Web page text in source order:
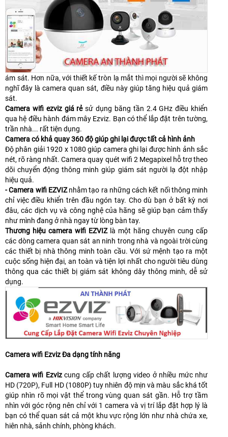
ám sát. Hơn nữa, với thiết kế tròn lạ mắt thì mọi người sẽ không
nghĩ đây là camera quan sát, điều này giúp tăng hiệu quả giám
sát.
Camera wifi ezviz giá rẻsử dụng băng tần 2.4 GHz điều khiển
qua hệ điều hành đám mây Ezviz. Bạn có thể lắp đặt trên tường,
trần nhà... rất tiện dụng.
Camera có khả quay 360 độ giúp ghi lại được tất cả hình ảnh
Độ phân giải 1920 x 1080 giúp camera ghi lại được hình ảnh sắc
nét, rõ ràng nhất. Camera quay quét wifi 2 Megapixel hỗ trợ theo
dõi chuyển động thông minh giúp giám sát người lạ đột nhập
hiệu quả.
- Camera wifi EZVIZnhằm tạo ra những cách kết nối thông minh
chỉ việc điều khiển trên đầu ngón tay. Cho dù bạn ở bất kỳ nơi
đâu, các dịch vụ và công nghệ của hãng sẽ giúp bạn cảm thấy
như mình đang ở nhà ngay từ lòng bàn tay.
Thương hiệu camera wifi EZVIZlà một hãng chuyên cung cấp
các dòng camera quan sát an ninh trong nhà và ngoài trời cùng
các thiết bị nhà thông minh toàn cầu. Với sứ mệnh tạo ra một
cuộc sống hiện đại, an toàn và tiện lợi nhất cho người tiêu dùng
thông qua các thiết bị giám sát không dây thông minh, dễ sử
dụng.
Camera wifi Ezviz Đa dạng tính năng
Camera wifi Ezvizcung cấp chất lượng video ở nhiều mức như
HD (720P), Full HD (1080P) tuy nhiên độ mịn và màu sắc khá tốt
giúp nhìn rõ mọi vật thể trong vùng quan sát gần. Hỗ trợ tầm
nhìn với góc rộng nên chỉ với 1 camera và vị trí lắp đặt hợp lý là
bạn có thể quan sát cả một khu vực rộng lớn như nhà chứa xe,
hiên nhà, sảnh chính, phòng khách.